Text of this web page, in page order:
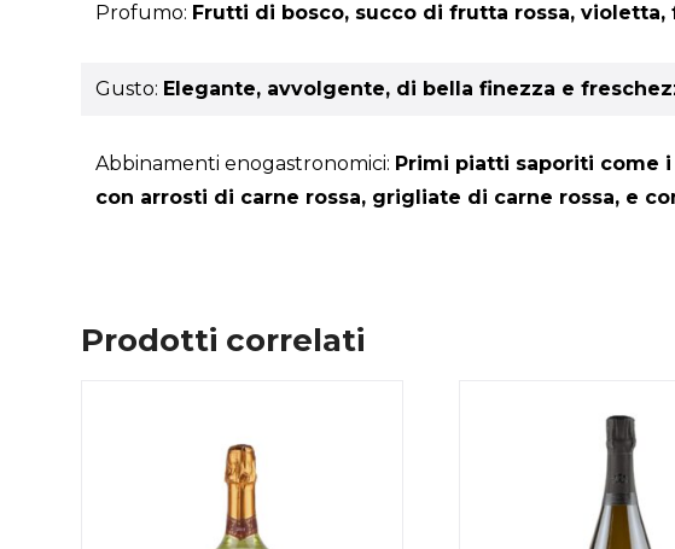
Profumo: Frutti di bosco, succo di frutta rossa,
Gusto: Elegante, avvolgente, di bella finezza e
Abbinamenti enogastronomici: Primi piatti saporiti come
con arrosti di carne rossa, grigliate di carne rossa, e
Prodotti correlati